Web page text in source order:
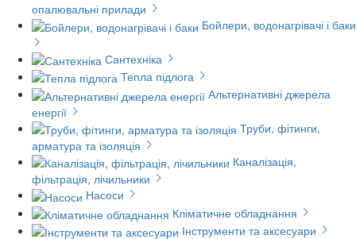
опалювальні прилади
Бойлери, водонагрівачі і баки
Сантехніка
Тепла підлога
Альтернативні джерела
енергії
Труби, фітинги,
арматура та ізоляція
Каналізація,
фільтрація, лічильники
Насоси
Кліматичне обладнання
Інструменти та аксесуари